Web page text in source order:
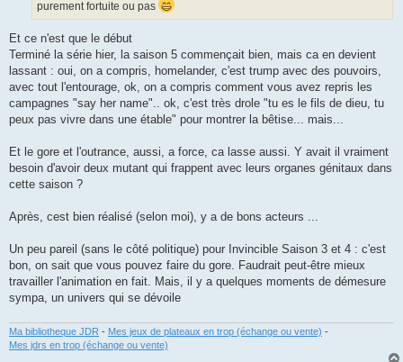
purement fortuite ou pas
Et ce n'est que le début
Terminé la série hier, la saison 5 commençait bien, mais ca en devient
lassant : oui, on a compris, homelander, c'est trump avec des pouvoirs,
avec tout l'entourage, ok, on a compris comment vous avez repris les
campagnes "say her name".. ok, c'est très drole "tu es le fils de dieu, tu
peux pas vivre dans une étable" pour montrer la bêtise... mais...
Et le gore et l'outrance, aussi, a force, ca lasse aussi. Y avait il vraiment
besoin d'avoir deux mutant qui frappent avec leurs organes génitaux dans
cette saison ?
Après, cest bien réalisé (selon moi), y a de bons acteurs ...
Un peu pareil (sans le côté politique) pour Invincible Saison 3 et 4 : c'est
bon, on sait que vous pouvez faire du gore. Faudrait peut-être mieux
travailler l'animation en fait. Mais, il y a quelques moments de démesure
sympa, un univers qui se dévoile
Ma bibliotheque JDR - Mes jeux de plateaux en trop (échange ou vente) -
Mes jdrs en trop (échange ou vente)